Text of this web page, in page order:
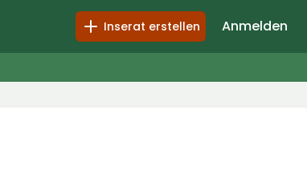
Inserat erstellen Anmelden